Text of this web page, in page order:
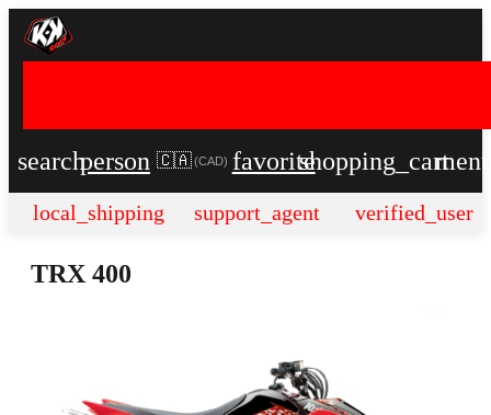
searchperson 🇨🇦 (CAD) favoriteshopping_cart
local_shipping support_agent verified_user
TRX 400